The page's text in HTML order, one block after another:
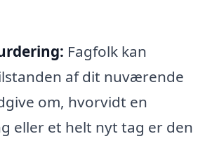
Fagfolk kan
af dit nuværende
om, hvorvidt en
eller et helt nyt tag er den